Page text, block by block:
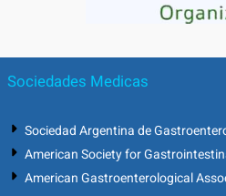
Sociedades Medicas
Sociedad Argentina de
American Society for
American Gastroenterological